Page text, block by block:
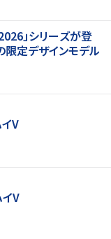
」シリーズが登
限定デザインモデル
V
V